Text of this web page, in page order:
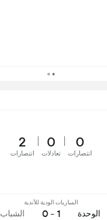
0
انتصارات
0
تعادلات
2
انتصارات
الوحدة
المباريات الودية للأندية
1 - 0 الشباب